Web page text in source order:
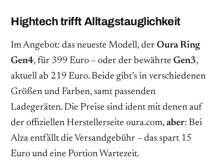
Hightech trifft Alltagstauglichkeit
Im Angebot: das neueste Modell, der Oura Ring
Gen4, für 399 Euro – oder der bewährte Gen3,
aktuell ab 219 Euro. Beide gibt’s in verschiedenen
Größen und Farben, samt passenden
Ladegeräten. Die Preise sind ident mit denen auf
der offiziellen Herstellerseite oura.com, aber: Bei
Alza entfällt die Versandgebühr – das spart 15
Euro und eine Portion Wartezeit.